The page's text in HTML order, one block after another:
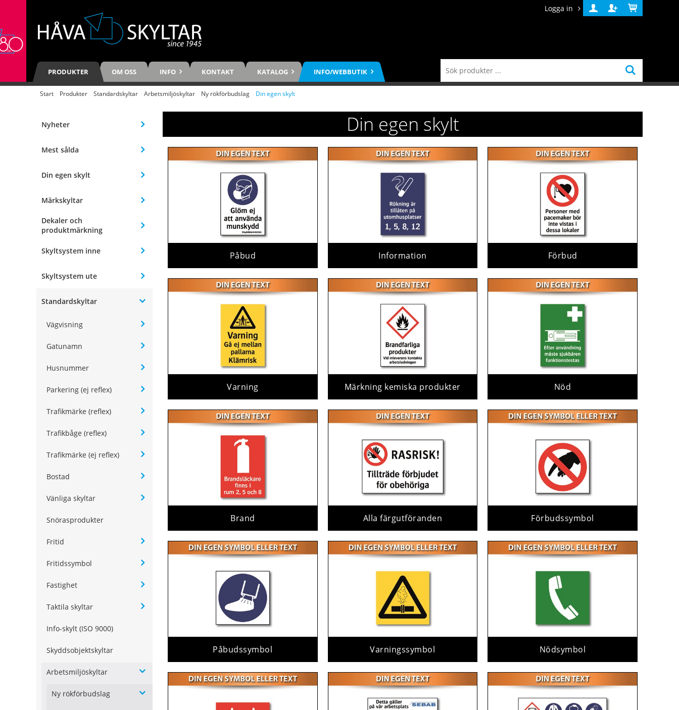
Logga in
Logga
in
Skapa
konto
Varukorg
PRODUKTER OM OSS INFO KONTAKT KATALOG INFO/WEBBUTIK
Start Produkter Standardskyltar Arbetsmiljöskyltar Ny rökförbudslag Din egen skylt
Nyheter
Mest sålda
Din egen skylt
Märkskyltar
Dekaler och
produktmärkning
Skyltsystem inne
Skyltsystem ute
Standardskyltar
Vägvisning
Gatunamn
Husnummer
Parkering (ej reflex)
Trafikmärke (reflex)
Trafikbåge (reflex)
Trafikmärke (ej reflex)
Bostad
Vänliga skyltar
Snörasprodukter
Fritid
Fritidssymbol
Fastighet
Taktila skyltar
Info-skylt (ISO 9000)
Skyddsobjektskyltar
Arbetsmiljöskyltar
Ny rökförbudslag
Din egen skylt
Påbud Information Förbud
Varning Märkning kemiska produkter Nöd
Brand Alla färgutföranden Förbudssymbol
Påbudssymbol Varningssymbol Nödsymbol